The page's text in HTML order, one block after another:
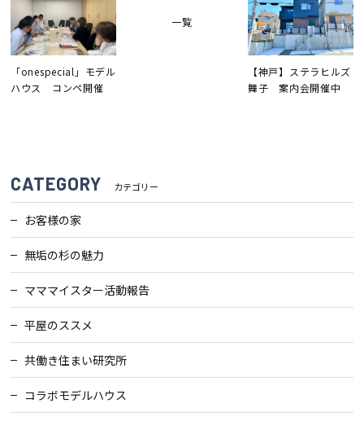
よくあるご質問
スタッフブログ ZEH普及目標
「onespecial」モデル
ハウス コンペ開催
一覧
【神戸】ステラヒルズ
舞子 案内会開催中
CATEGORY カテゴリー
お客様の家
無垢の杉の魅力
マママイスター活動報告
平屋のススメ
共働き住まい研究所
コラボモデルハウス